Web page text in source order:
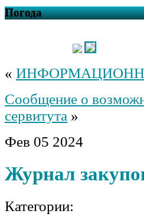
Погода
«
Сообщение о
сервитута »
Фев 05 2024
Журнал
Категории: